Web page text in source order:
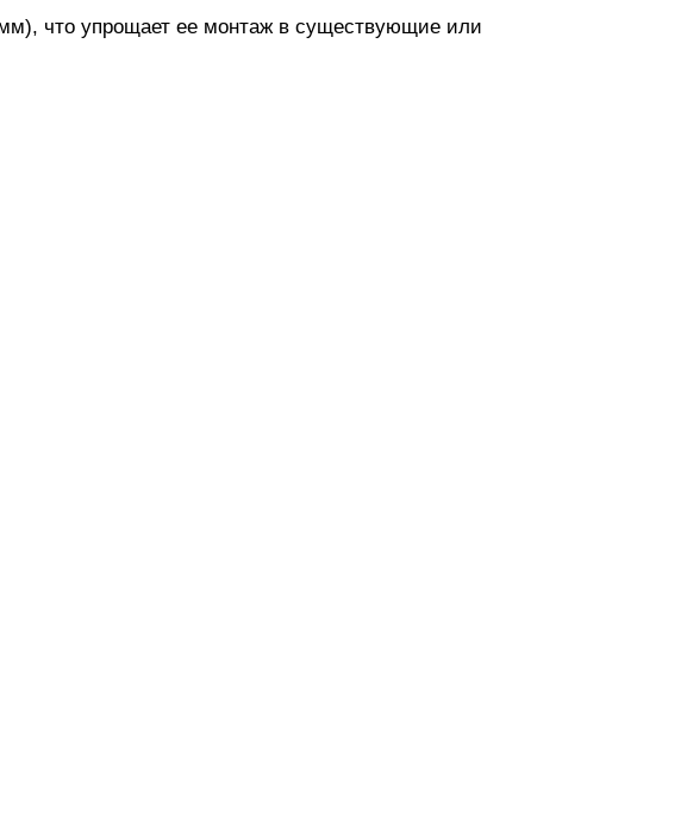
что упрощает ее монтаж в существующие или